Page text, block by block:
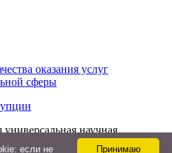
оказания услуг
сферы
научная
Принимаю
если не